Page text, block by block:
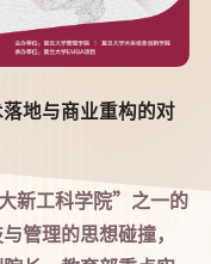
地与商业重构的对
新工科学院”之一的
管理的思想碰撞，